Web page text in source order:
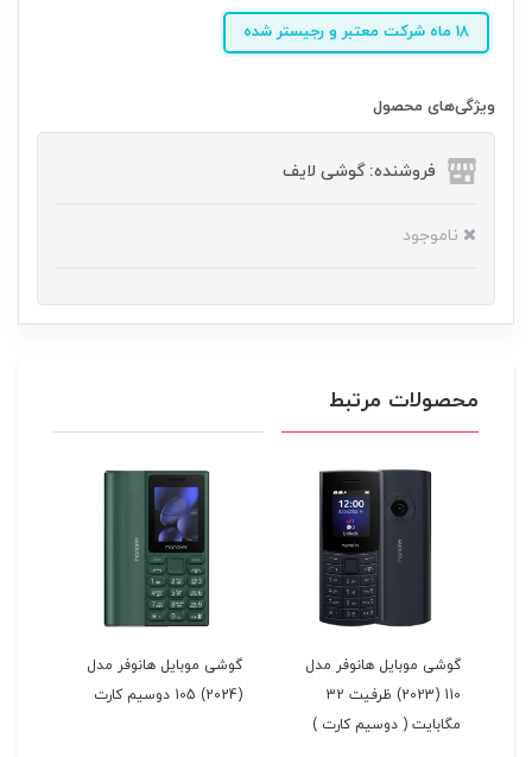
18 ماه شرکت معتبر و رجیستر شده
ویژگی‌های محصول
فروشنده: گوشی لایف
ناموجود
محصولات مرتبط
گوشی موبایل هانوفر مدل
110 (2023) ظرفیت 32
مگابایت ( دوسیم کارت )
گوشی موبایل هانوفر مدل
(2024) 105 دوسیم کارت